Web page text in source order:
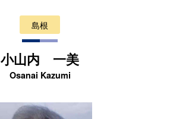
島根
小山内 一美
Osanai Kazumi